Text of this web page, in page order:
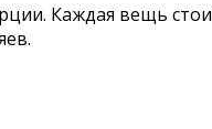
Каждая вещь